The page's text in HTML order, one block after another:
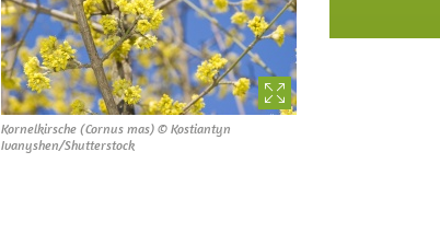
Kornelkirsche (Cornus mas) © Kostiantyn
Ivanyshen/Shutterstock